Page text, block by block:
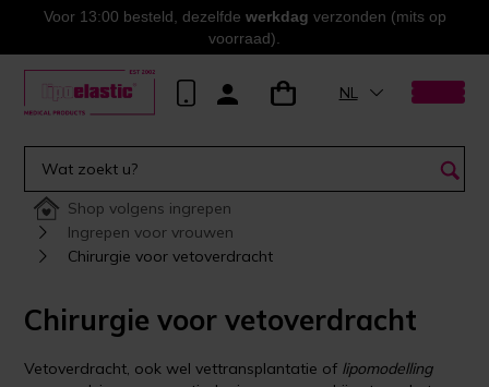
Voor 13:00 besteld, dezelfde werkdag verzonden (mits op
voorraad).
NL
Shop volgens ingrepen
Ingrepen voor vrouwen
Chirurgie voor vetoverdracht
Chirurgie voor vetoverdracht
Vetoverdracht, ook wel vettransplantatie of lipomodelling